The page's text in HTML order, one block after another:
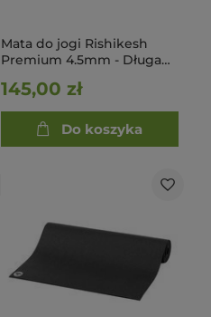
Mata do jogi Rishikesh
Premium 4.5mm - Długa
145,00 zł
Do koszyka